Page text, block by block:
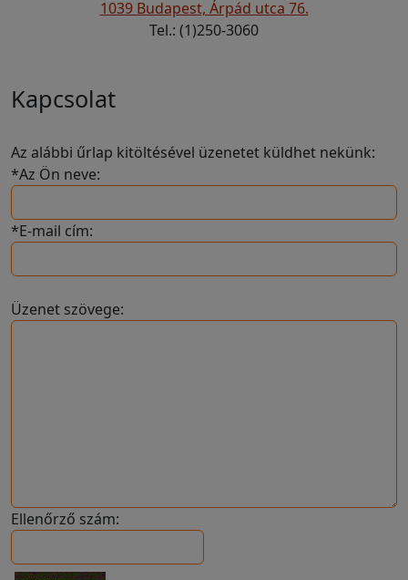
1039 Budapest, Árpád utca 76.
Tel.: (1)250-3060
Kapcsolat
Az alábbi űrlap kitöltésével üzenetet küldhet nekünk:
*Az Ön neve:
*E-mail cím:
Üzenet szövege:
Ellenőrző szám: